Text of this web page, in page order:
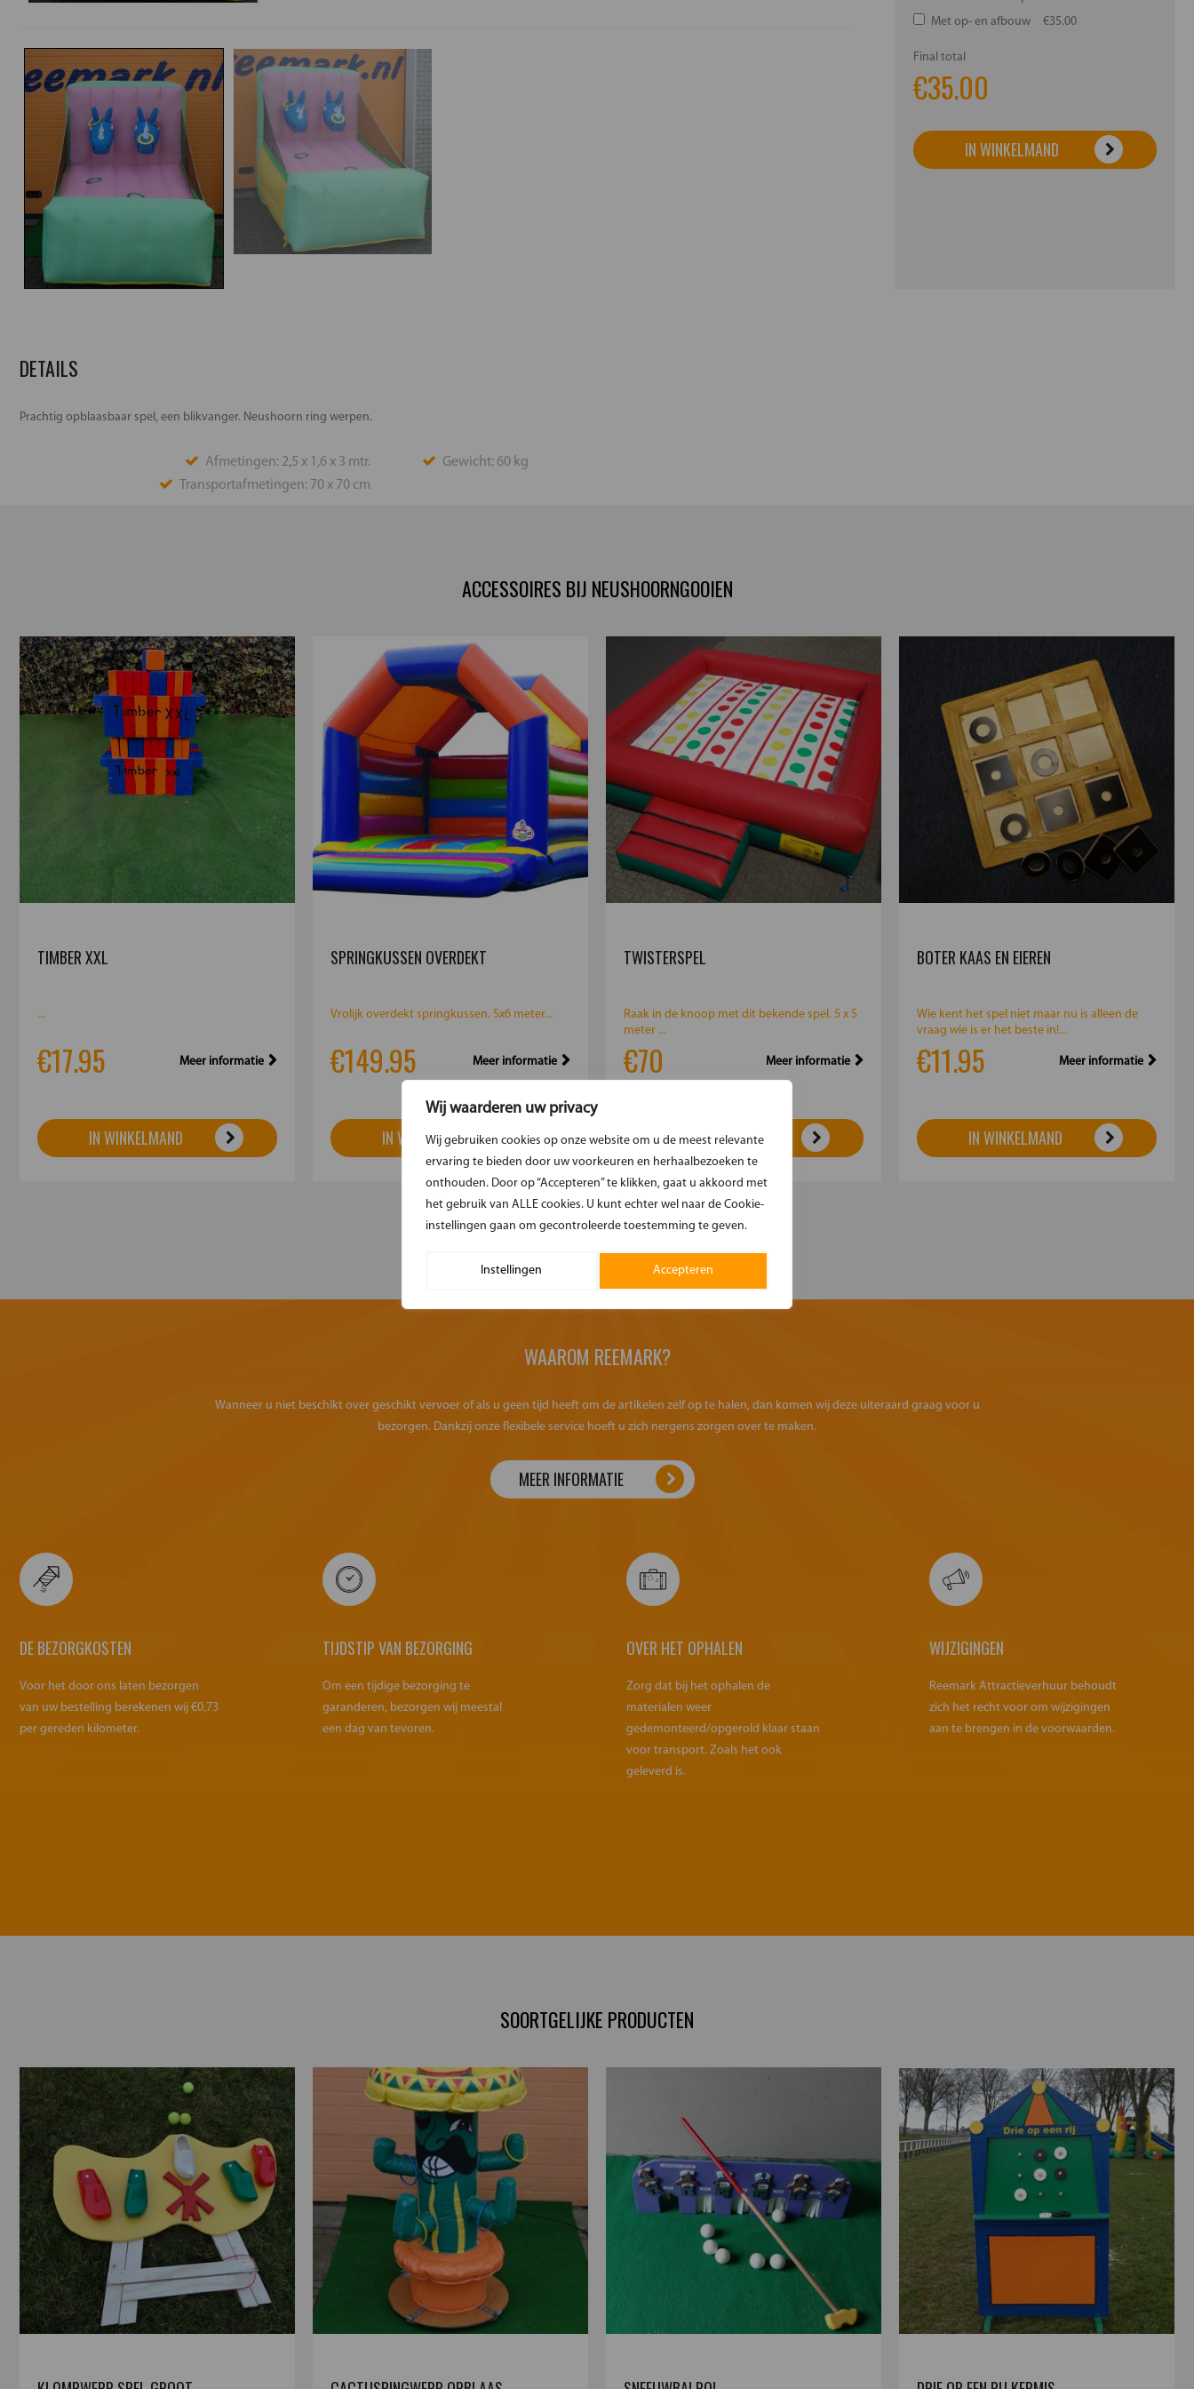
Wij waarderen uw privacy
Wij gebruiken cookies op onze website om u de meest relevante
ervaring te bieden door uw voorkeuren en herhaalbezoeken te
onthouden. Door op “Accepteren” te klikken, gaat u akkoord met
het gebruik van ALLE cookies. U kunt echter wel naar de Cookie-
instellingen gaan om gecontroleerde toestemming te geven.
Instellingen Accepteren
Met op- en afbouw
€35.00
Final total
€35.00
IN WINKELMAND
DETAILS
Prachtig opblaasbaar spel, een blikvanger. Neushoorn ring werpen.
Afmetingen: 2,5 x 1,6 x 3 mtr.
Gewicht: 60 kg
Transportafmetingen: 70 x 70 cm
ACCESSOIRES BIJ NEUSHOORNGOOIEN
TIMBER XXL
...
€17.95 Meer informatie
IN WINKELMAND
SPRINGKUSSEN OVERDEKT
Vrolijk overdekt springkussen. 5x6 meter...
€149.95 Meer informatie
IN WINKELMAND
TWISTERSPEL
Raak in de knoop met dit bekende spel. 5 x 5
meter ...
€70 Meer informatie
IN WINKELMAND
BOTER KAAS EN EIEREN
Wie kent het spel niet maar nu is alleen de
vraag wie is er het beste in!...
€11.95 Meer informatie
IN WINKELMAND
WAAROM REEMARK?
Wanneer u niet beschikt over geschikt vervoer of als u geen tijd heeft om de artikelen zelf op te halen, dan komen wij deze uiteraard graag voor u
bezorgen. Dankzij onze flexibele service hoeft u zich nergens zorgen over te maken.
MEER INFORMATIE
DE BEZORGKOSTEN
Voor het door ons laten bezorgen
van uw bestelling berekenen wij €0,73
per gereden kilometer.
TIJDSTIP VAN BEZORGING
Om een tijdige bezorging te
garanderen, bezorgen wij meestal
een dag van tevoren.
OVER HET OPHALEN
Zorg dat bij het ophalen de
materialen weer
gedemonteerd/opgerold klaar staan
voor transport. Zoals het ook
geleverd is.
WIJZIGINGEN
Reemark Attractieverhuur behoudt
zich het recht voor om wijzigingen
aan te brengen in de voorwaarden.
SOORTGELIJKE PRODUCTEN